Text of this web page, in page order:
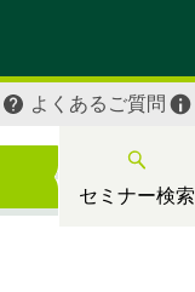
セミナー検索
よくあるご質問